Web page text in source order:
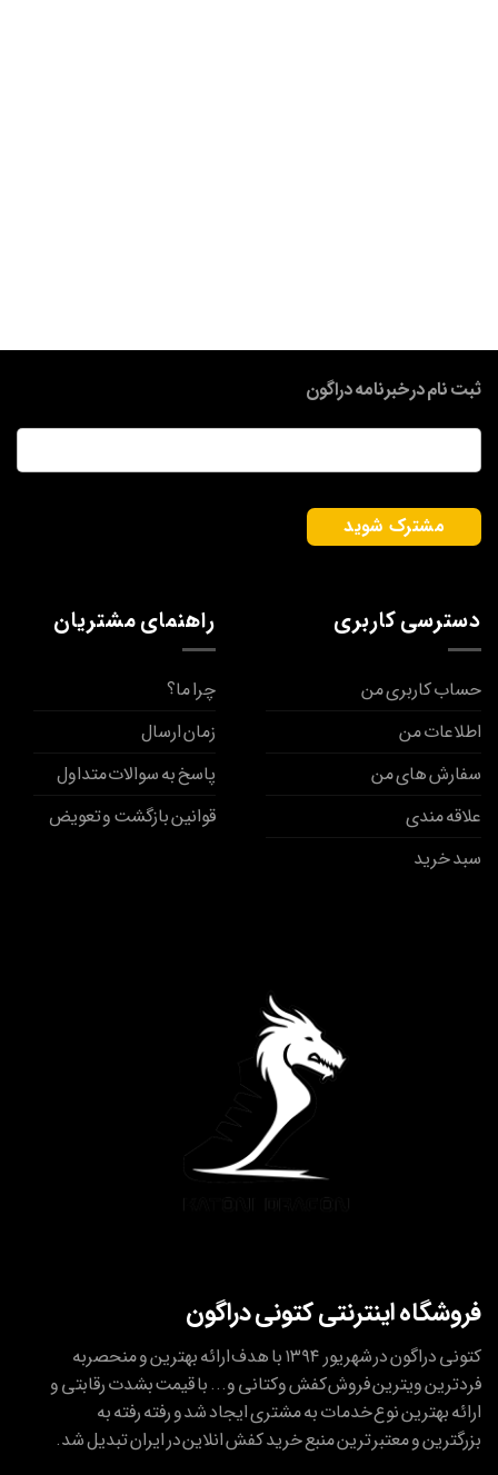
دسترسی کاربری
حساب کاربری من
اطلاعات من
سفارش های من
علاقه مندی
سبد خرید
ثبت نام در خبرنامه دراگون
ایمیل*
راهنمای مشتریان
چرا ما؟
زمان ارسال
پاسخ به سوالات متداول
قوانین بازگشت و تعویض
فروشگاه اینترنتی کتونی دراگون
کتونی دراگون در شهریور ۱۳۹۴ با هدف ارائه بهترین و منحصربه
فردترین ویترین فروش کفش وکتانی و... با قیمت بشدت رقابتی و
ارائه بهترین نوع خدمات به مشتری ایجاد شد و رفته رفته به
بزرگترین و معتبر ترین منبع خرید کفش انلاین در ایران تبدیل شد.